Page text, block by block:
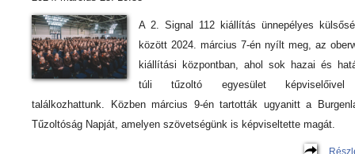
A 2. Signal 112 kiállítás ünnepélyes
között 2024. március 7-én nyílt meg, az
kiállítási központban, ahol sok hazai és
túli tűzoltó egyesület
találkozhattunk. Közben március 9-én tartották ugyanitt a
Tűzoltóság Napját, amelyen szövetségünk is képviseltette magát.